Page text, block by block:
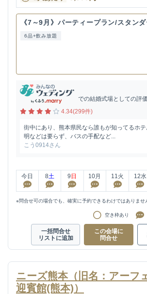
《7～9月》パーティープラン/スタン
6品+飲み放題
での結婚式場としての評価
4.34(299件)
街中にあり、熊本県民なら誰もが知ってるホ
明などは要らず、バスの手配など...
こう0914さん
今日 8土 9 日 10月 11火 12水
※問合せ可の場合でも、確実に予約できるわけではありませ
空き枠あり
一括問合せ
リストに追加
この会場に
問合せ
ニーズ熊本（旧名：アーフ
迎賓館(熊本)）